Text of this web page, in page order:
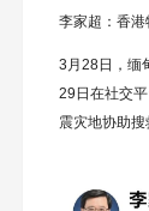
李家超：香
3月28日，缅
29日在社交
震灾地协助搜